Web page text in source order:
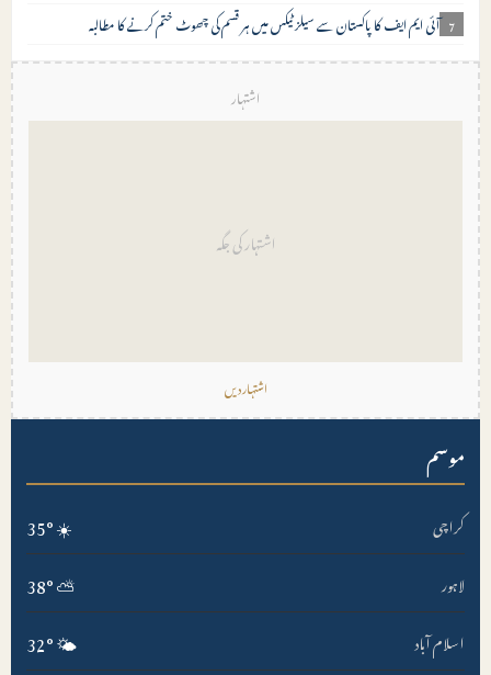
7 آئی ایم ایف کا پاکستان سے سیلز ٹیکس میں ہر قسم کی چھوٹ ختم کرنے کا مطالبہ
اشتہار
اشتہار کی جگہ
اشتہار دیں
موسم
کراچی ☀️
35°
لاہور ⛅
38°
اسلام آباد 🌤️
32°